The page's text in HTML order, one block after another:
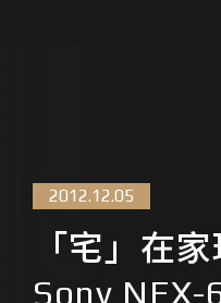
2012.12.05
「宅」在
Sony NEX-